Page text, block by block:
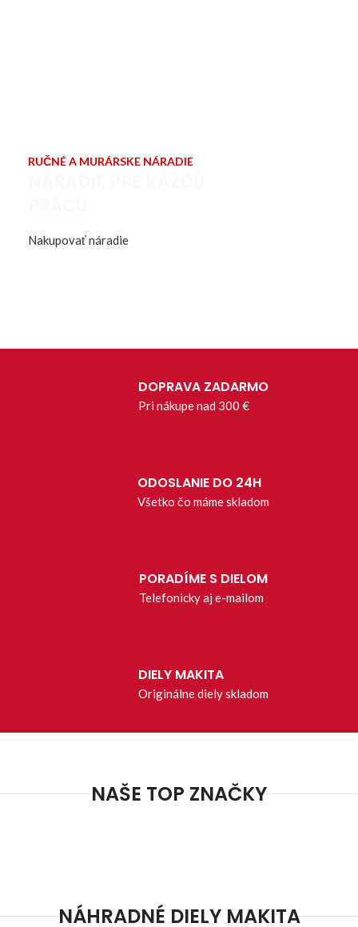
RUČNÉ A MURÁRSKE NÁRADIE
Nakupovať náradie
DOPRAVA ZADARMO
Pri nákupe nad 300 €
ODOSLANIE DO 24H
Všetko čo máme skladom
PORADÍME S DIELOM
Telefonicky aj e-mailom
DIELY MAKITA
Originálne diely skladom
NAŠE TOP ZNAČKY
NÁHRADNÉ DIELY MAKITA